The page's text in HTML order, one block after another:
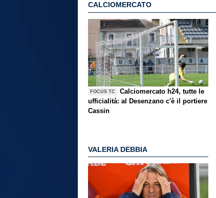
CALCIOMERCATO
FOCUS TC
Calciomercato h24, tutte le
ufficialità: al Desenzano c'è il portiere
Cassin
VALERIA DEBBIA